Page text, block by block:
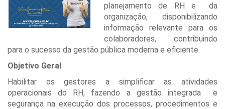
planejamento de RH e da
organização, disponibilizando
informação relevante para os
colaboradores, contribuindo
para o sucesso da gestão pública moderna e eficiente.
Objetivo Geral
Habilitar os gestores a simplificar as atividades
operacionais do RH, fazendo a gestão integrada e
segurança na execução dos processos, procedimentos e